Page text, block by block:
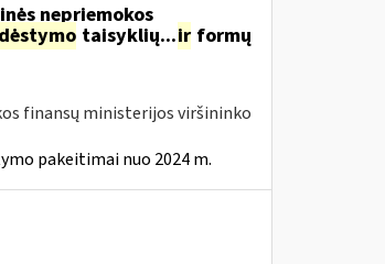
nepriemokos
taisyklių...irformų
finansų ministerijos viršininko
pakeitimai nuo 2024 m.